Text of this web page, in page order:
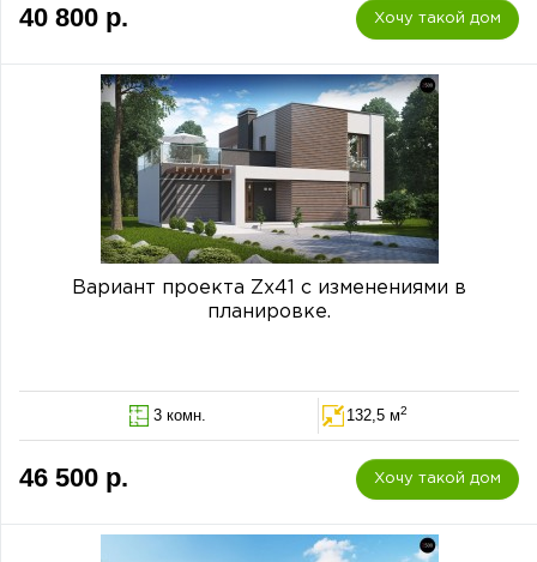
40 800 р. Хочу такой дом
Вариант проекта Zx41 с изменениями в
планировке.
3 комн. 132,5 м2
46 500 р. Хочу такой дом